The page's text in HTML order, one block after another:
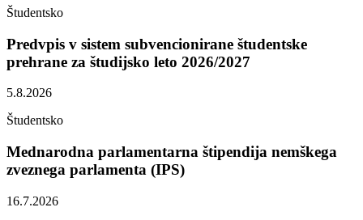
Študentsko
Predvpis v sistem subvencionirane študentske
prehrane za študijsko leto 2026/2027
5.8.2026
Študentsko
Mednarodna parlamentarna štipendija nemškega
zveznega parlamenta (IPS)
16.7.2026